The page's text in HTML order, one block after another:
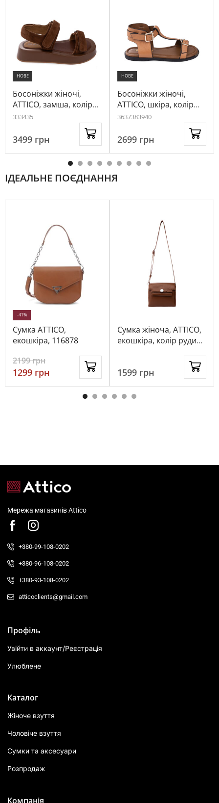
НОВЕ
Босоніжки жіночі,
ATTICO, замша, колір
рудий, 1037918
333435
3499 грн
НОВЕ
Босоніжки жіночі,
ATTICO, шкіра, колір
рудий, 1035199
3637383940
2699 грн
ІДЕАЛЬНЕ ПОЄДНАННЯ
Сумка ATTICO,
екошкіра, 116878
-41%
2199грн
1299 грн
Сумка жіноча, ATTICO,
екошкіра, колір рудий,
1599 грн
Мережа магазинів Attico
+380-99-108-0202
+380-96-108-0202
+380-93-108-0202
atticoclients@gmail.com
Профіль
Увійти в аккаунт/Реєстрація
Улюблене
Каталог
Жіноче взуття
Чоловіче взуття
Сумки та аксесуари
Розпродаж
Компанія